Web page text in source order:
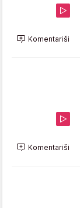
Komentariši
Komentariši